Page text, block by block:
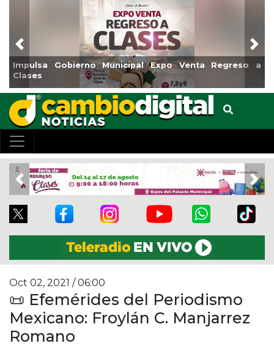
Venta Regreso a
Reabrirá Coatzacoalcos la Alberca
Centro
Previous
Previous
Oct 02, 2021 / 06:00
📜 Efemérides del Periodismo
Mexicano: Froylán C. Manjarrez
Romano